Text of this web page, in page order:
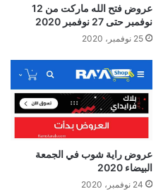
عروض فتح الله ماركت من 12
نوفمبر حتى 27 نوفمبر 2020
25 نوفمبر، 2020
عروض راية شوب في الجمعة
البيضاء 2020
24 نوفمبر، 2020